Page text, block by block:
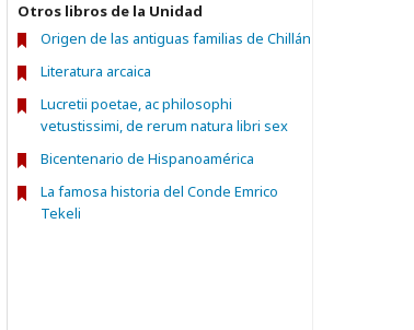
Otros libros de la Unidad
Origen de las antiguas familias de Chillán
Literatura arcaica
Lucretii poetae, ac philosophi
vetustissimi, de rerum natura libri sex
Bicentenario de Hispanoamérica
La famosa historia del Conde Emrico
Tekeli